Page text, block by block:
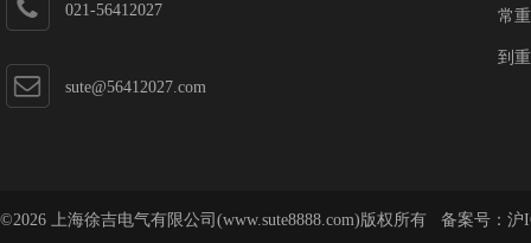
021-56412027
sute@56412027.com
常
到
©2026 上海徐吉电气有限公司(www.sute8888.com)版权所有 备案号： 沪